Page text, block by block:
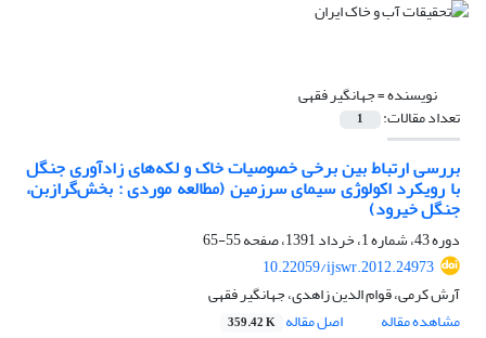
نویسنده =جهانگیر فقهی
تعداد مقالات: 1
بررسی ارتباط بین برخی خصوصیات خاک و لکه‌های زادآوری جنگل
با رویکرد اکولوژی سیمای سرزمین (مطالعه موردی : بخش‌گرازبن،
جنگل خیرود)
دوره 43، شماره 1، خرداد 1391، صفحه
55-65
10.22059/ijswr.2012.24973
آرش کرمی، قوام الدین زاهدی، جهانگیر فقهی
مشاهده مقاله
اصل مقاله 359.42 K